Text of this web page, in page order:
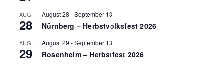
AUG.
28
August 28 -September 13
Nürnberg – Herbstvolksfest 2026
AUG.
29
August 29 -September 13
Rosenheim – Herbstfest 2026